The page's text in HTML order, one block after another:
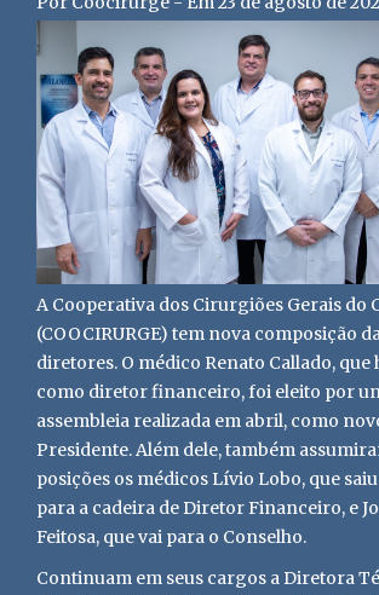
A Cooperativa dos Cirurgiões Gerais do
(COOCIRURGE) tem nova composição
diretores. O médico Renato Callado, que
como diretor financeiro, foi eleito por
assembleia realizada em abril, como
Presidente. Além dele, também
posições os médicos Lívio Lobo, que
para a cadeira de Diretor Financeiro, e
Feitosa, que vai para o Conselho.
Continuam em seus cargos a Diretora